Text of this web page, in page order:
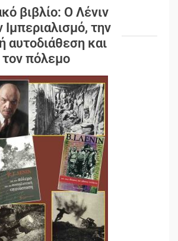
βιβλίο: Ο Λένιν
Ιμπεριαλισμό, την
αυτοδιάθεση και
τον πόλεμο